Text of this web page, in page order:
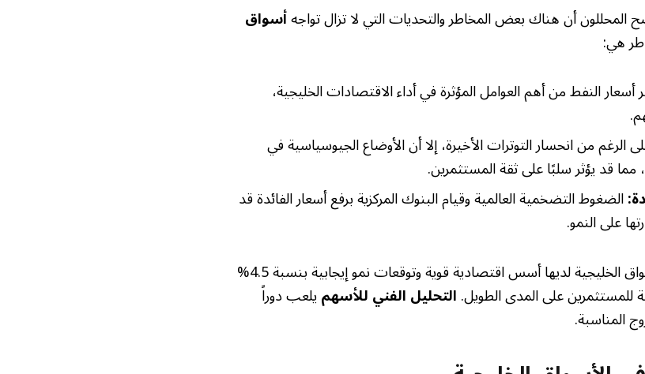
المحللون أن هناك بعض المخاطر والتحديات التي لا تزال تواجهأسواق
هي:
أسعار النفط من أهم العوامل المؤثرة في أداء الاقتصادات الخليجية،
الرغم من انحسار التوترات الأخيرة، إلا أن الأوضاع الجيوسياسية في
مما قد يؤثر سلبًا على ثقة المستثمرين.
الضغوط التضخمية العالمية وقيام البنوك المركزية برفع أسعار الفائدة قد
على النمو.
ومع ذلك، يعتقد المحللون أن الأسواق الخليجية لديها أسس اقتصادية قوية وتوقعات نمو إيجابية بنسبة 4.5%
التحليل الفني للأسهميلعب دوراً
المناسبة.